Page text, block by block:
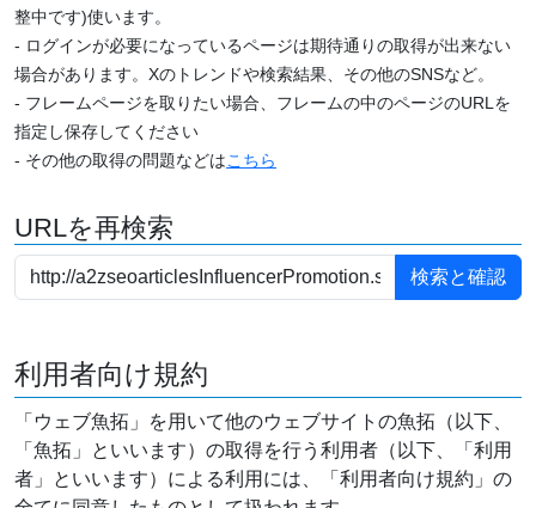
整中です)使います。
- ログインが必要になっているページは期待通りの取得が出来ない
場合があります。Xのトレンドや検索結果、その他のSNSなど。
- フレームページを取りたい場合、フレームの中のページのURLを
指定し保存してください
- その他の取得の問題などはこちら
URLを再検索
利用者向け規約
「ウェブ魚拓」を用いて他のウェブサイトの魚拓（以下、
「魚拓」といいます）の取得を行う利用者（以下、「利用
者」といいます）による利用には、「利用者向け規約」の